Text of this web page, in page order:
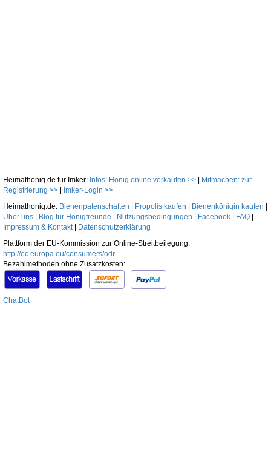
Heimathonig.de für Imker: Infos: Honig online verkaufen >>
Mitmachen: zur
Registrierung >>
Imker-Login >>
Heimathonig.de: Bienenpatenschaften Propolis kaufen Bienenkönigin kaufen
Über uns
Blog für Honigfreunde Nutzungsbedingungen Facebook FAQ
Impressum & Kontakt|
Datenschutzerklärung
Plattform der EU-Kommission zur Online-Streitbeilegung:
http://ec.europa.eu/consumers/odr
Bezahlmethoden ohne Zusatzkosten:
ChatBot